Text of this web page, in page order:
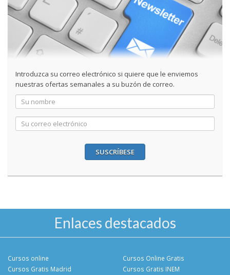
Introduzca su correo electrónico si quiere que le enviemos
nuestras ofertas semanales a su buzón de correo.
SUSCRÍBESE
Enlaces destacados
Cursos online
Cursos Gratis Madrid
Cursos Online Gratis
Cursos Gratis INEM